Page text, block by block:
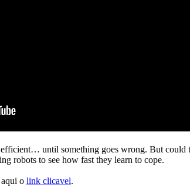
until something goes wrong. But could
robots to see how fast they learn to cope.
o link clicavel.